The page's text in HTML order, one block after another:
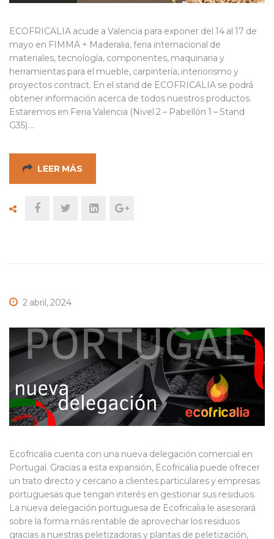
ECOFRICALIA acude a Valencia para exponer del 14 al 17 de
mayo en FIMMA + Maderalia, feria internacional de
materiales, tecnología, componentes, maquinaria y
herramientas para el mueble, carpintería, interiorismo y
proyectos contract. En el stand de ECOFRICALIA se podrá
obtener información acerca de todos nuestros productos.
Estaremos en Feria Valencia (Nivel 2 – Pabellón 1 – Stand
G35).…
LEER MÁS
2 abril, 2024
Ecofricalia cuenta con una nueva delegación comercial en
Portugal. Gracias a esta expansión, Ecofricalia puede ofrecer
un trato directo y cercano a clientes particulares y empresas
portuguesas que tengan interés en gestionar sus residuos.
La nueva delegación portuguesa de Ecofricalia le asesorará
sobre la forma más rentable de aprovechar los residuos
gracias a nuestras peletizadoras y plantas de peletización,